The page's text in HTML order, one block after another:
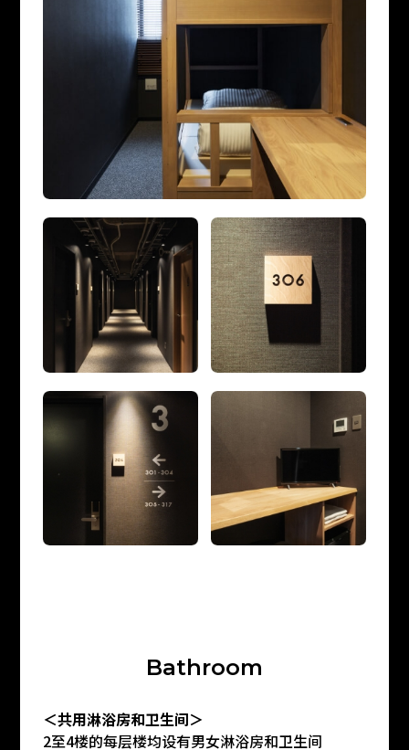
Bathroom
＜共用淋浴房和卫生间＞
2至4楼的每层楼均设有男女淋浴房和卫生间